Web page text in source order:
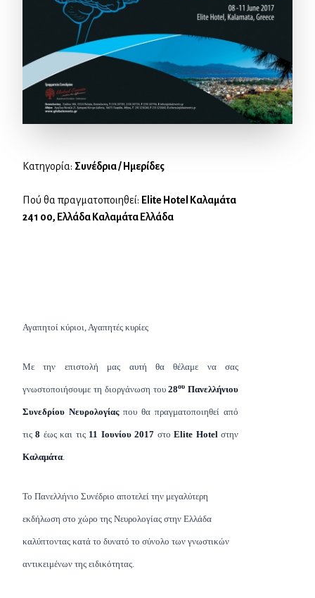
Αγαπητοί κύριοι, Αγαπητές κυρίες
Με την επιστολή μας αυτή θα θέλαμε να σας
γνωστοποιήσουμε τη διοργάνωση του28ου Πανελλήνιου
Συνεδρίου Νευρολογίαςπου θα πραγματοποιηθεί από
τις8 έως και τις11 Ιουνίου 2017 στοElite Hotelστην
Καλαμάτα.
Το Πανελλήνιο Συνέδριο αποτελεί την μεγαλύτερη
εκδήλωση στο χώρο της Νευρολογίας στην Ελλάδα
καλύπτοντας κατά το δυνατό το σύνολο των γνωστικών
αντικειμένων της ειδικότητας.
Κατηγορία: Συνέδρια / Ημερίδες
Πού θα πραγματοποιηθεί: Elite Hotel Καλαμάτα
241 00, Ελλάδα Καλαμάτα Ελλάδα